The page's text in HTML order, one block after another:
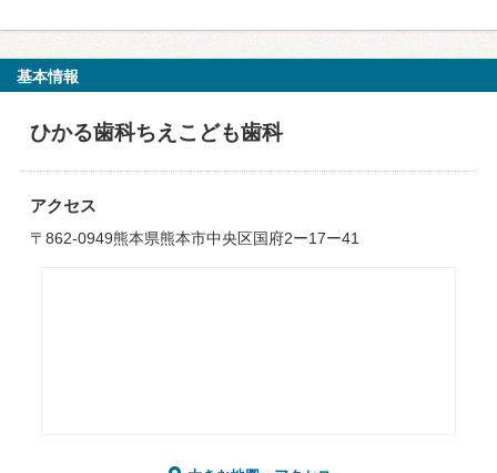
基本情報
ひかる歯科ちえこども歯科
アクセス
〒862-0949熊本県熊本市中央区国府2ー17ー41